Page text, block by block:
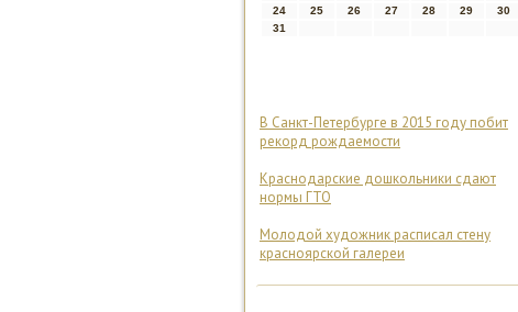
24
25 26 27 28 29
30
31
В Санкт-Петербурге в 2015 году побит
рекорд рождаемости
Краснодарские дошкольники сдают
нормы ГТО
Молодой художник расписал стену
красноярской галереи